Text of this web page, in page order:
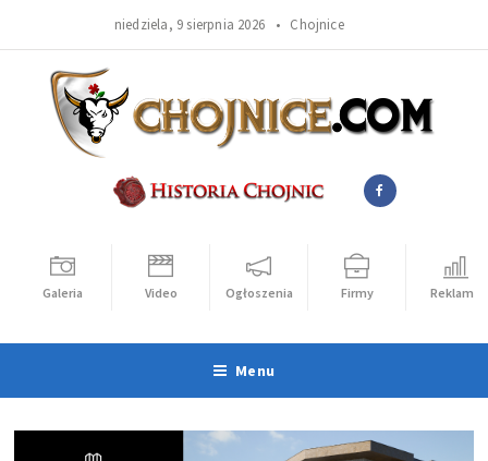
niedziela, 9 sierpnia 2026 • Chojnice
Galeria Video Ogłoszenia Firmy Reklama
Menu